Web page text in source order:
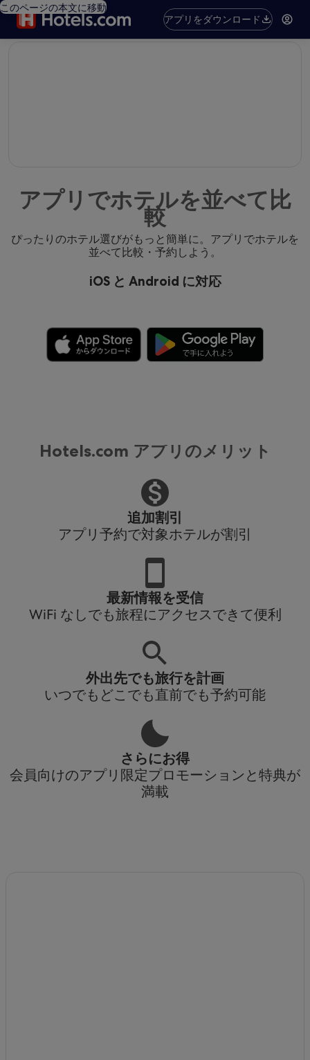
このページの本文に移動
アプリをダウンロード
アプリでホテルを並べて比
較
ぴったりのホテル選びがもっと簡単に。アプリでホテルを
並べて比較・予約しよう。
iOS と Android に対応
Hotels.com アプリのメリット
追加割引
アプリ予約で対象ホテルが割引
最新情報を受信
WiFi なしでも旅程にアクセスできて便利
外出先でも旅行を計画
いつでもどこでも直前でも予約可能
さらにお得
会員向けのアプリ限定プロモーションと特典が
満載